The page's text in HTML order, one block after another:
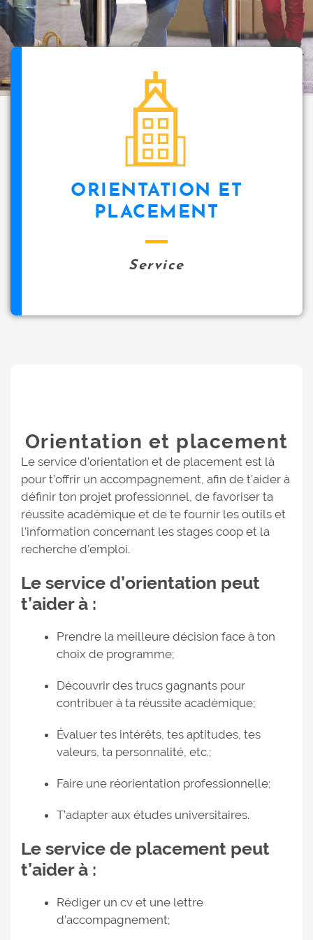
i
p
a
l
ORIENTATION ET
PLACEMENT
Service
Orientation et placement
Le service d’orientation et de placement est là
pour t’offrir un accompagnement, afin de t’aider à
définir ton projet professionnel, de favoriser ta
réussite académique et de te fournir les outils et
l’information concernant les stages coop et la
recherche d’emploi.
Le service d’orientation peut
t’aider à :
Prendre la meilleure décision face à ton
choix de programme;
Découvrir des trucs gagnants pour
contribuer à ta réussite académique;
Évaluer tes intérêts, tes aptitudes, tes
valeurs, ta personnalité, etc.;
Faire une réorientation professionnelle;
T’adapter aux études universitaires.
Le service de placement peut
t’aider à :
Rédiger un cv et une lettre
d’accompagnement;